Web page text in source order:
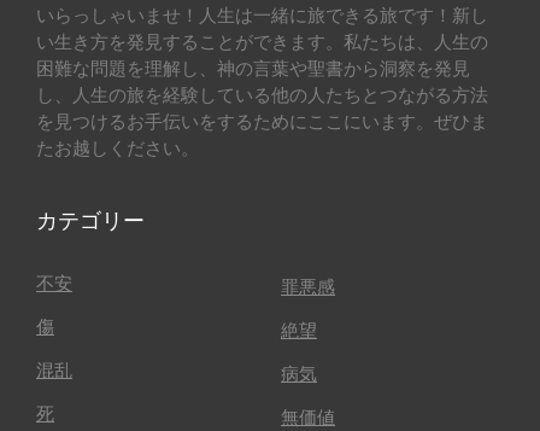
いらっしゃいませ！人生は一緒に旅できる旅です！新し
い生き方を発見することができます。私たちは、人生の
困難な問題を理解し、神の言葉や聖書から洞察を発見
し、人生の旅を経験している他の人たちとつながる方法
を見つけるお手伝いをするためにここにいます。ぜひま
たお越しください。
カテゴリー
不安
傷
混乱
死
罪悪感
絶望
病気
無価値